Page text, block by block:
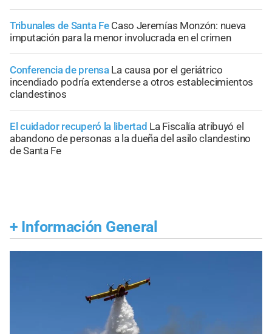
Tribunales de Santa Fe Caso Jeremías Monzón: nueva
imputación para la menor involucrada en el crimen
Conferencia de prensa La causa por el geriátrico
incendiado podría extenderse a otros establecimientos
clandestinos
El cuidador recuperó la libertad La Fiscalía atribuyó el
abandono de personas a la dueña del asilo clandestino
de Santa Fe
+ Información General